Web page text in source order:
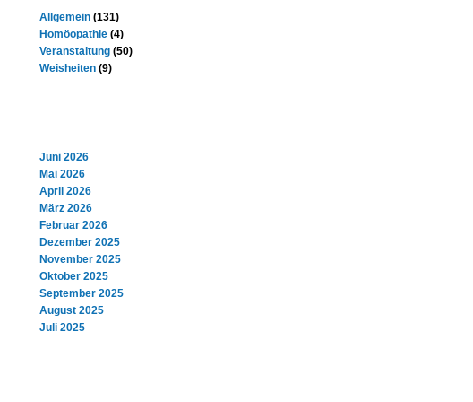
Allgemein (131)
Homöopathie (4)
Veranstaltung (50)
Weisheiten (9)
Juni 2026
Mai 2026
April 2026
März 2026
Februar 2026
Dezember 2025
November 2025
Oktober 2025
September 2025
August 2025
Juli 2025